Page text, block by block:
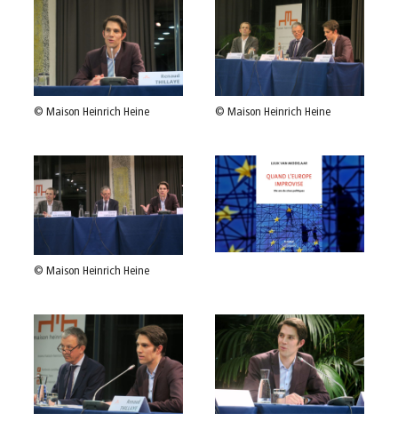
© Maison Heinrich Heine © Maison Heinrich Heine
© Maison Heinrich Heine